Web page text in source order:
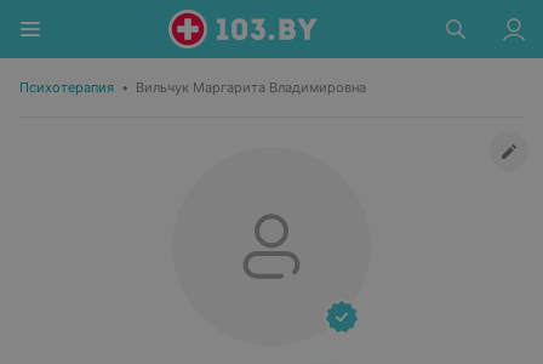
Психотерапия • Вильчук Маргарита Владимировна